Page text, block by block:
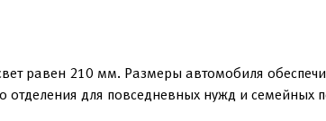
равен 210 мм. Размеры автомобиля
для повседневных нужд и семейных